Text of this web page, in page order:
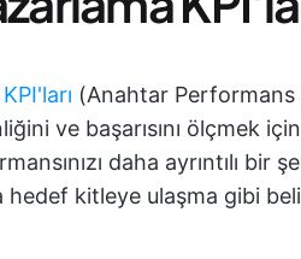
(Anahtar
ve başarısını ölçmek
daha ayrıntılı bir
hedef kitleye ulaşma gibi